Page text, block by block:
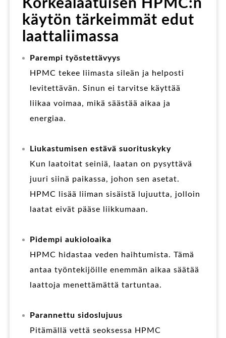
Korkealaatuisen HPMC:n
käytön tärkeimmät edut
laattaliimassa
Parempi työstettävyys
HPMC tekee liimasta sileän ja helposti
levitettävän. Sinun ei tarvitse käyttää
liikaa voimaa, mikä säästää aikaa ja
energiaa.
Liukastumisen estävä suorituskyky
Kun laatoitat seiniä, laatan on pysyttävä
juuri siinä paikassa, johon sen asetat.
HPMC lisää liiman sisäistä lujuutta, jolloin
laatat eivät pääse liikkumaan.
Pidempi aukioloaika
HPMC hidastaa veden haihtumista. Tämä
antaa työntekijöille enemmän aikaa säätää
laattoja menettämättä tartuntaa.
Parannettu sidoslujuus
Pitämällä vettä seoksessa HPMC